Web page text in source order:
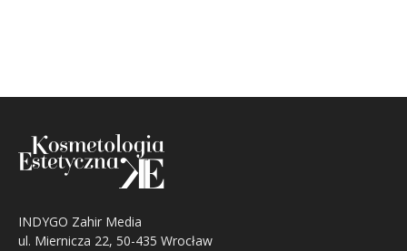
INDYGO Zahir Media
ul. Miernicza 22, 50-435 Wrocław